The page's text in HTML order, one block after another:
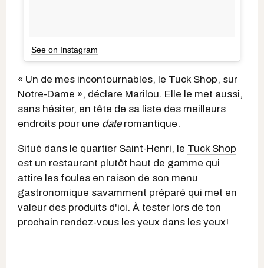
See on Instagram
« Un de mes incontournables, le Tuck Shop, sur
Notre-Dame », déclare Marilou. Elle le met aussi,
sans hésiter, en tête de sa liste des meilleurs
endroits pour une dateromantique.
Situé dans le quartier Saint-Henri, le Tuck Shop
est un restaurant plutôt haut de gamme qui
attire les foules en raison de son menu
gastronomique savamment préparé qui met en
valeur des produits d'ici. À tester lors de ton
prochain rendez-vous les yeux dans les yeux!